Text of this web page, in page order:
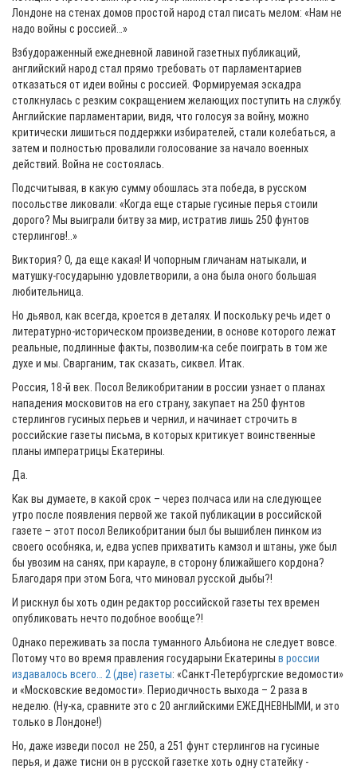
Лондоне на стенах домов простой народ стал писать мелом: «Нам не
надо войны с россией…»
Взбудораженный ежедневной лавиной газетных публикаций,
английский народ стал прямо требовать от парламентариев
отказаться от идеи войны с россией. Формируемая эскадра
столкнулась с резким сокращением желающих поступить на службу.
Английские парламентарии, видя, что голосуя за войну, можно
критически лишиться поддержки избирателей, стали колебаться, а
затем и полностью провалили голосование за начало военных
действий. Война не состоялась.
Подсчитывая, в какую сумму обошлась эта победа, в русском
посольстве ликовали: «Когда еще старые гусиные перья стоили
дорого? Мы выиграли битву за мир, истратив лишь 250 фунтов
стерлингов!..»
Виктория? О, да еще какая! И чопорным гличанам натыкали, и
матушку-государыню удовлетворили, а она была оного большая
любительница.
Но дьявол, как всегда, кроется в деталях. И поскольку речь идет о
литературно-историческом произведении, в основе которого лежат
реальные, подлинные факты, позволим-ка себе поиграть в том же
духе и мы. Сварганим, так сказать, сиквел. Итак.
Россия, 18-й век. Посол Великобритании в россии узнает о планах
нападения московитов на его страну, закупает на 250 фунтов
стерлингов гусиных перьев и чернил, и начинает строчить в
российские газеты письма, в которых критикует воинственные
планы императрицы Екатерины.
Да.
Как вы думаете, в какой срок – через полчаса или на следующее
утро после появления первой же такой публикации в российской
газете – этот посол Великобритании был бы вышиблен пинком из
своего особняка, и, едва успев прихватить камзол и штаны, уже был
бы увозим на санях, при карауле, в сторону ближайшего кордона?
Благодаря при этом Бога, что миновал русской дыбы?!
И рискнул бы хоть один редактор российской газеты тех времен
опубликовать нечто подобное вообще?!
Однако переживать за посла туманного Альбиона не следует вовсе.
Потому что во время правления государыни Екатерины в россии
издавалось всего… 2 (две) газеты: «Санкт-Петербургские ведомости»
и «Московские ведомости». Периодичность выхода – 2 раза в
неделю. (Ну-ка, сравните это с 20 английскими ЕЖЕДНЕВНЫМИ, и это
только в Лондоне!)
Но, даже изведи посол не 250, а 251 фунт стерлингов на гусиные
перья, и даже тисни он в русской газетке хоть одну статейку -